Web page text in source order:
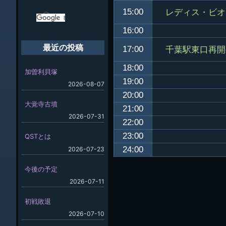
15:00 レディス・ビ
16:00
17:00
千葉駅東口再
18:00
19:00
20:00
21:00
22:00
23:00
24:00
最近の投稿
加曽利貝塚
2026-08-07
大覚寺古墳
2026-07-31
QSTとは
2026-07-23
今後の予定
2026-07-11
初戦敗退
2026-07-10